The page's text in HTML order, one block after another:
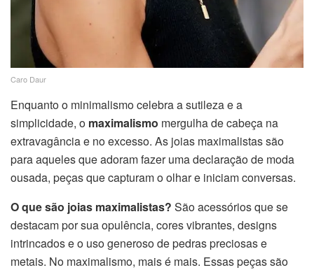
Caro Daur
Enquanto o minimalismo celebra a sutileza e a
simplicidade, o maximalismo mergulha de cabeça na
extravagância e no excesso. As joias maximalistas são
para aqueles que adoram fazer uma declaração de moda
ousada, peças que capturam o olhar e iniciam conversas.
O que são joias maximalistas? São acessórios que se
destacam por sua opulência, cores vibrantes, designs
intrincados e o uso generoso de pedras preciosas e
metais. No maximalismo, mais é mais. Essas peças são